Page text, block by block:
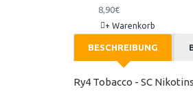
8,90€
+ Warenkorb
BESCHREIBUNG
Ry4 Tobacco - SC